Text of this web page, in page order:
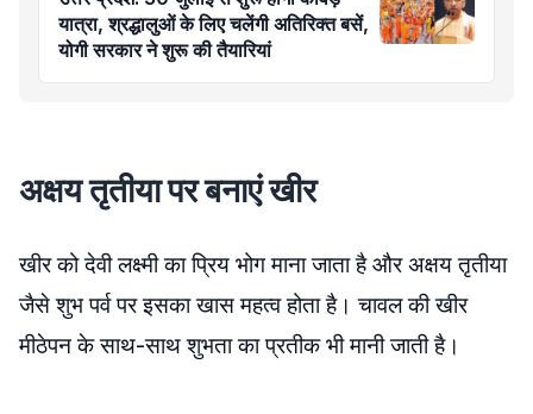
यात्रा, श्रद्धालुओं के लिए चलेंगी अतिरिक्त बसें,
योगी सरकार ने शुरू की तैयारियां
अक्षय तृतीया पर बनाएं खीर
खीर को देवी लक्ष्मी का प्रिय भोग माना जाता है और अक्षय तृतीया
जैसे शुभ पर्व पर इसका खास महत्व होता है। चावल की खीर
मीठेपन के साथ-साथ शुभता का प्रतीक भी मानी जाती है।